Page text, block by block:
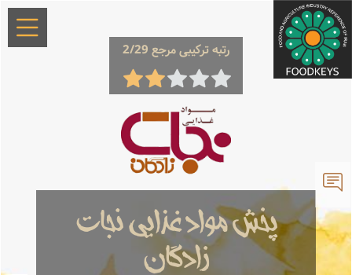
رتبه ترکیبی مرجع 2/29
پخش مواد غذایی نجات
زادگان
×
معرفی
لیست
محصولات